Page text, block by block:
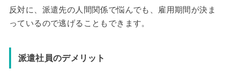
反対に、派遣先の人間関係で悩んでも、雇用期間が決ま
っているので逃げることもできます。
派遣社員のデメリット